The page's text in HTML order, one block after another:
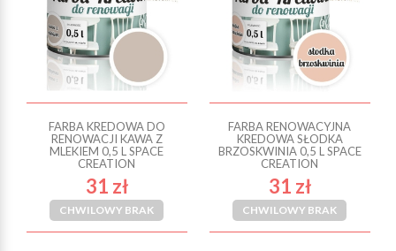
FARBA KREDOWA DO
RENOWACJI KAWA Z
MLEKIEM 0,5 L SPACE
CREATION
31 zł
CHWILOWY BRAK
FARBA RENOWACYJNA
KREDOWA SŁODKA
BRZOSKWINIA 0,5 L SPACE
CREATION
31 zł
CHWILOWY BRAK